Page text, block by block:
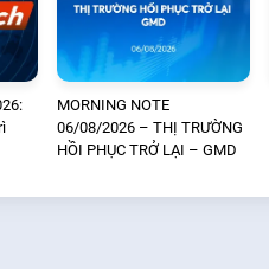
MORNING NOTE
06/08/2026 – THỊ TRƯỜNG
HỒI PHỤC TRỞ LẠI – GMD